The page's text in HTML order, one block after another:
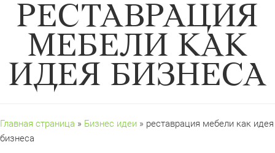
РЕСТАВРАЦИЯ
МЕБЕЛИ КАК
ИДЕЯ БИЗНЕСА
Главная страница » Бизнес идеи » реставрация мебели как идея
бизнеса